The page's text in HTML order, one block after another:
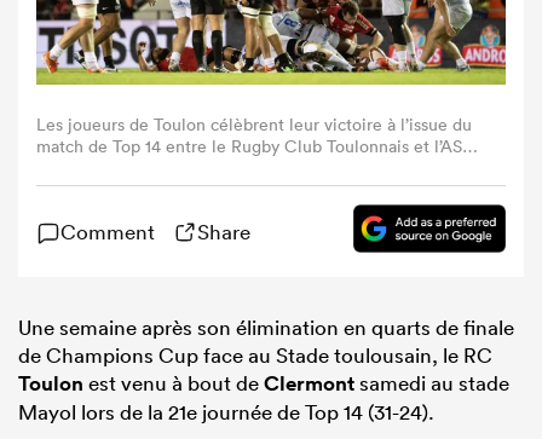
Les joueurs de Toulon célèbrent leur victoire à l’issue du
match de Top 14 entre le Rugby Club Toulonnais et l’ASM
la France), le 19 avril 2025 (Photo : MIGUEL MEDINA /
Comment Share
Une semaine après son élimination en quarts de finale
de Champions Cup face au Stade toulousain, le RC
Toulon est venu à bout deClermontsamedi au stade
Mayol lors de la 21e journée de Top 14 (31-24).